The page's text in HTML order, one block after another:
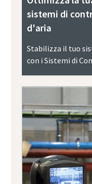
sistemi di
d'aria
Stabilizza il tuo
con i Sistemi di